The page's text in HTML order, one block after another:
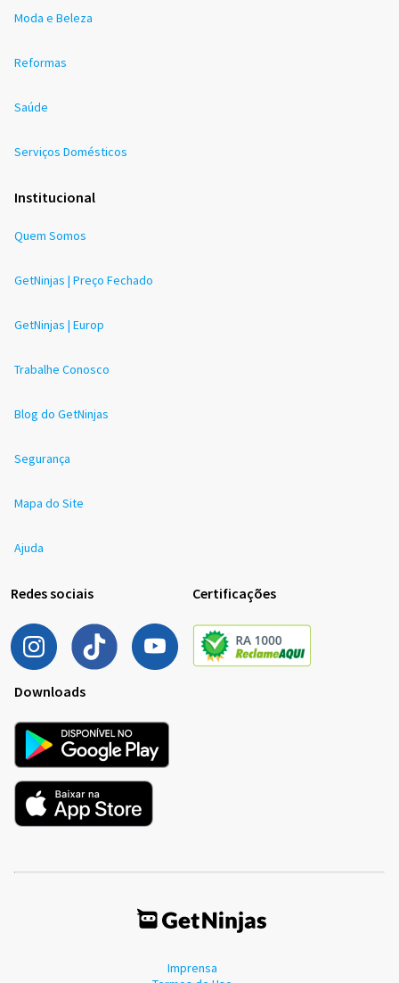
Moda e Beleza
Reformas
Saúde
Serviços Domésticos
Institucional
Quem Somos
GetNinjas | Preço Fechado
GetNinjas | Europ
Trabalhe Conosco
Blog do GetNinjas
Segurança
Mapa do Site
Ajuda
Redes sociais Certificações
Downloads
Imprensa